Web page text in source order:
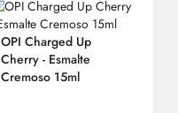
OPI Charged Up
Cherry - Esmalte
Cremoso 15ml